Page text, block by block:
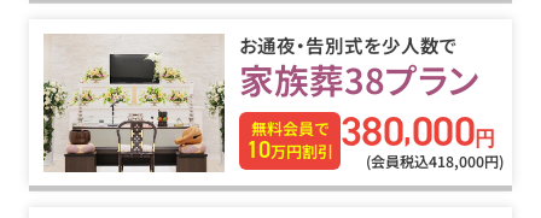
お通夜・告別式を少人数で
家族葬38プラン
無料会員で
10万円割引 380,000円
(会員税込418,000円)